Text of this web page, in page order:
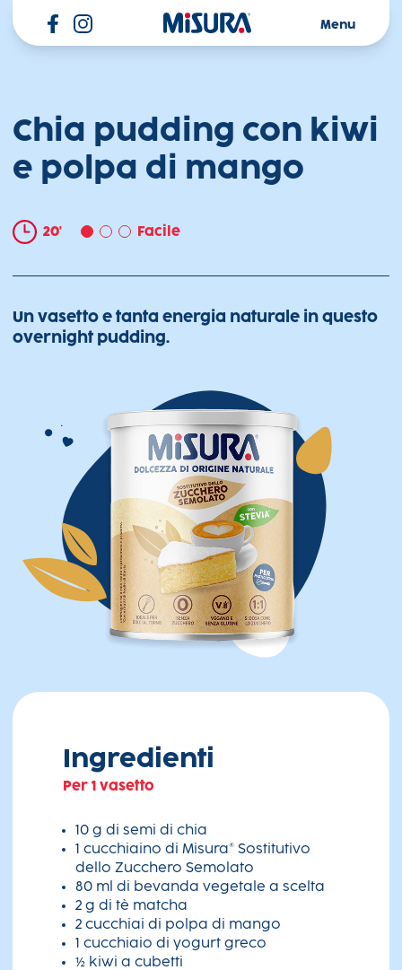
Misura Menu
Chia pudding con kiwi
e polpa di mango
20' Facile
Un vasetto e tanta energia naturale in questo
overnight pudding.
Ingredienti
Per 1 vasetto
10 g di semi di chia
1 cucchiaino di Misura® Sostitutivo
dello Zucchero Semolato
80 ml di bevanda vegetale a scelta
2 g di tè matcha
2 cucchiai di polpa di mango
1 cucchiaio di yogurt greco
½ kiwi a cubetti